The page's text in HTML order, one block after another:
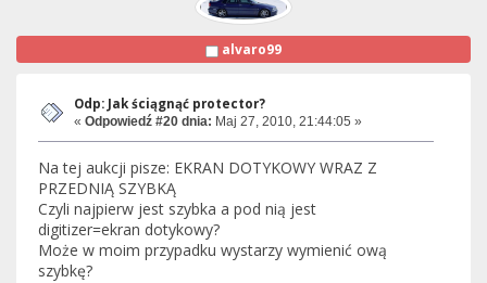
alvaro99
Odp: Jak ściągnąć protector?
« Odpowiedź #20 dnia: Maj 27, 2010, 21:44:05 »
Na tej aukcji pisze: EKRAN DOTYKOWY WRAZ Z
PRZEDNIĄ SZYBKĄ
Czyli najpierw jest szybka a pod nią jest
digitizer=ekran dotykowy?
Może w moim przypadku wystarzy wymienić ową
szybkę?